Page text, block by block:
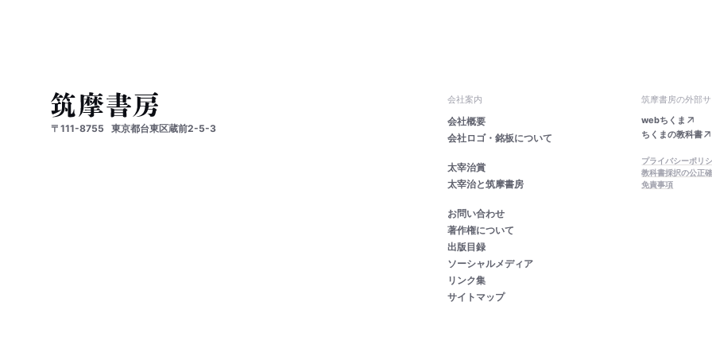
〒111-8755 東京都台東区蔵前2-5-3
会社案内
会社概要
会社ロゴ・銘板について
太宰治賞
太宰治と筑摩書房
お問い合わせ
著作権について
出版目録
ソーシャルメディア
リンク集
サイトマップ
筑摩書房の外部サ
webちくま
ちくまの教科書
プライバシーポリ
教科書採択の公正
免責事項